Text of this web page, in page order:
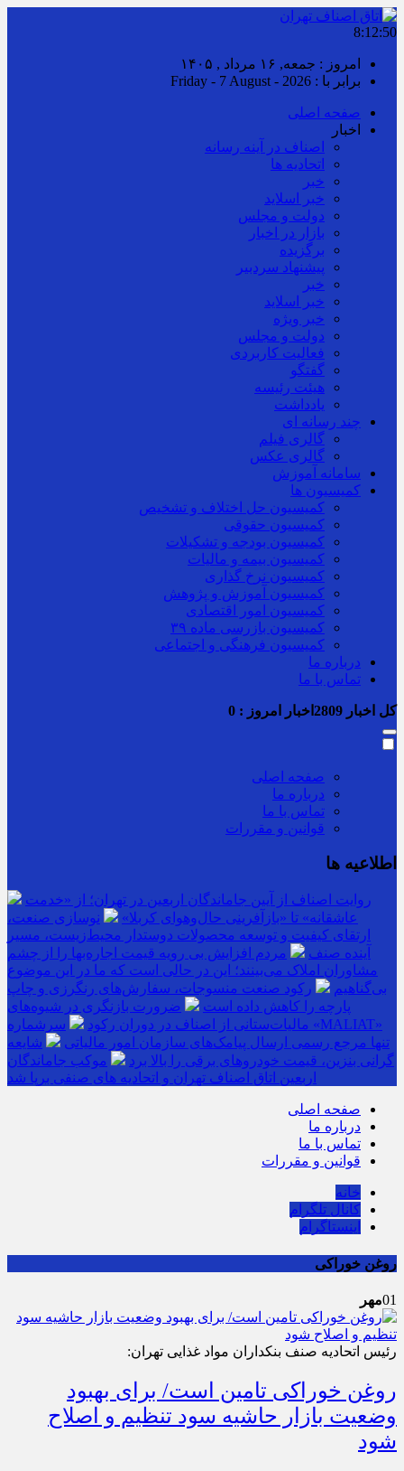
8:12:51
امروز : جمعه, ۱۶ مرداد , ۱۴۰۵
برابر با : Friday - 7 August - 2026
صفحه اصلی
اخبار
اصناف در آینه رسانه
اتحادیه ها
خبر
خبر اسلايد
دولت و مجلس
بازار در اخبار
برگزیده
پیشنهاد سردبیر
خبر
خبر اسلايد
خبر ویژه
دولت و مجلس
فعالیت کاربردی
گفتگو
هیئت رئیسه
یادداشت
چند رسانه ای
گالری فیلم
گالری عکس
سامانه آموزش
کمیسیون ها
کمیسیون حل اختلاف و تشخیص
کمیسیون حقوقی
کمیسیون بودجه و تشکیلات
کمیسیون بیمه و مالیات
کمیسیون نرخ گذاری
کمیسیون آموزش و پژوهش
کمیسیون امور اقتصادی
کمیسیون بازرسی ماده ۳۹
کمیسیون فرهنگی و اجتماعی
درباره ما
تماس با ما
کل اخبار اخبار امروز : 0
صفحه اصلی
درباره ما
تماس با ما
قوانین و مقررات
اطلاعیه ها
روایت اصناف از آیین جاماندگان اربعین در تهران؛ از «خدمت
عاشقانه» تا «بازآفرینی حال‌وهوای کربلا»
نوسازی صنعت،
ارتقای کیفیت و توسعه محصولات دوستدار محیط‌زیست، مسیر
آینده صنف
مردم افزایش بی رویه قیمت اجاره‌بها را از چشم
مشاوران املاک می‌بینند؛ این در حالی است که ما در این موضوع
بی‌گناهیم
رکود صنعت منسوجات، سفارش‌های رنگرزی و چاپ
پارچه را کاهش داده است
ضرورت بازنگری در شیوه‌های
مالیات‌ستانی از اصناف در دوران رکود
سرشماره «MALIAT»
تنها مرجع رسمی ارسال پیامک‌های سازمان امور مالیاتی
شایعه
گرانی بنزین، قیمت خودروهای برقی را بالا برد
موکب جاماندگان
اربعین اتاق اصناف تهران و اتحادیه های صنفی برپا شد
صفحه اصلی
درباره ما
تماس با ما
قوانین و مقررات
خانه
کانال تلگرام
اینستاگرام
روغن خوراکی
01مهر
رئیس اتحادیه صنف بنکداران مواد غذایی تهران:
روغن خوراکی تامین است/ برای بهبود
وضعیت بازار حاشیه سود تنظیم و اصلاح
شود